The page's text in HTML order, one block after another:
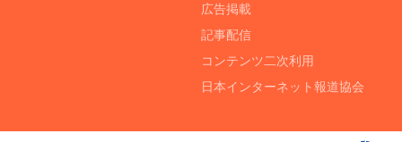
広告掲載
記事配信
コンテンツ二次利用
日本インターネット報道協会